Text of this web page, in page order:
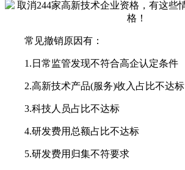
常见撤销原因有：
1.日常监管发现不符合高企认定条件
2.高新技术产品(服务)收入占比不达标
3.科技人员占比不达标
4.研发费用总额占比不达标
5.研发费用归集不符要求